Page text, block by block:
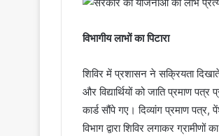
​विभागीय लाभों का पिटारा
शिविर में प्रशासन ने सक्रियता
और विद्यार्थियों को जाति प्रमाण
कार्ड सौंपे गए। दिव्यांग प्रमाण
विभाग द्वारा शिविर लगाकर ग्रामीणों